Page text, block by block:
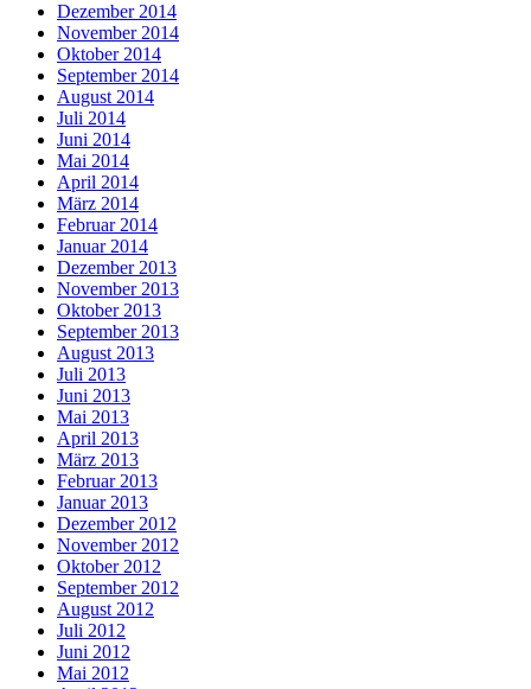
Dezember 2014
November 2014
Oktober 2014
September 2014
August 2014
Juli 2014
Juni 2014
Mai 2014
April 2014
März 2014
Februar 2014
Januar 2014
Dezember 2013
November 2013
Oktober 2013
September 2013
August 2013
Juli 2013
Juni 2013
Mai 2013
April 2013
März 2013
Februar 2013
Januar 2013
Dezember 2012
November 2012
Oktober 2012
September 2012
August 2012
Juli 2012
Juni 2012
Mai 2012